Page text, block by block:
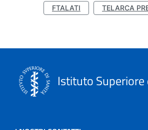
FTALATI
TELARCA
Istituto Superiore